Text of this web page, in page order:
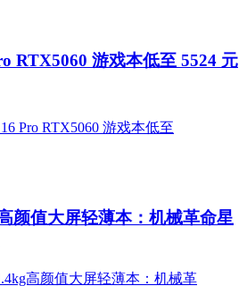
RTX5060 游戏本低至 5524 元
颜值大屏轻薄本：机械革命星